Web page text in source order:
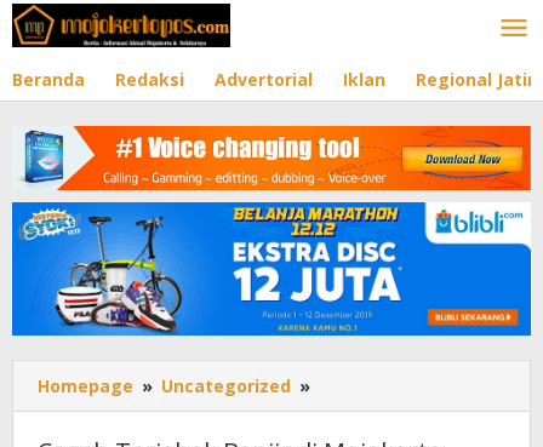
Lewati
ke
Beranda Redaksi Advertorial Iklan Regional Jatim
Homepage » Uncategorized »
Terjebak